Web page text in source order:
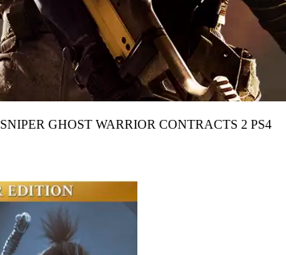
SNIPER GHOST WARRIOR CONTRACTS 2 PS4